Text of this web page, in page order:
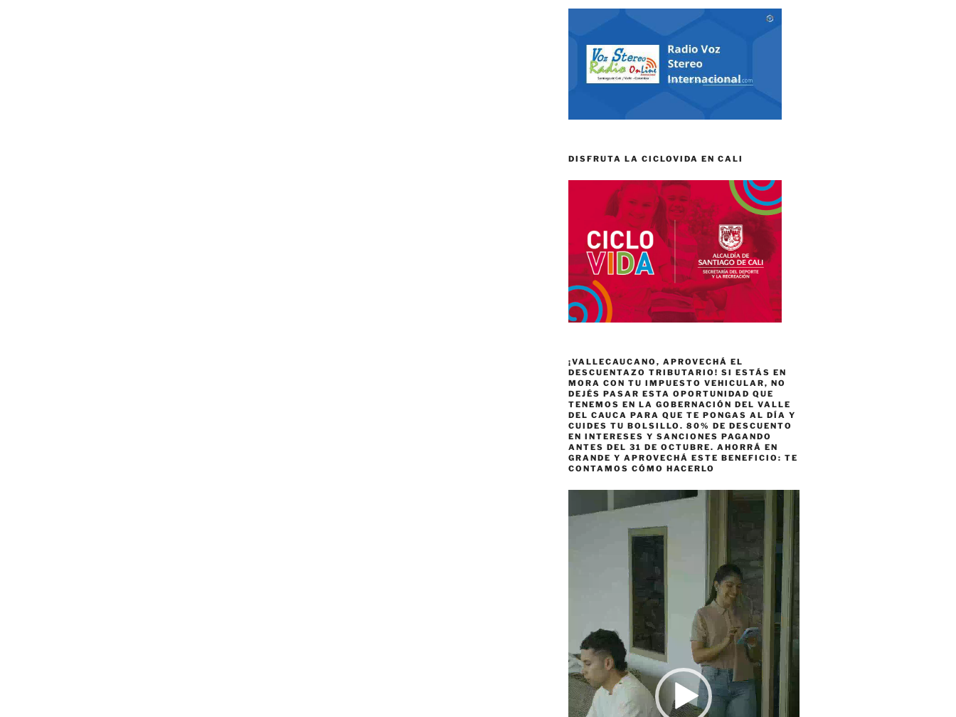
DISFRUTA LA CICLOVIDA EN CALI
¡VALLECAUCANO, APROVECHÁ EL
DESCUENTAZO TRIBUTARIO! SI ESTÁS EN
MORA CON TU IMPUESTO VEHICULAR, NO
DEJÉS PASAR ESTA OPORTUNIDAD QUE
TENEMOS EN LA GOBERNACIÓN DEL VALLE
DEL CAUCA PARA QUE TE PONGAS AL DÍA Y
CUIDES TU BOLSILLO. 80% DE DESCUENTO
EN INTERESES Y SANCIONES PAGANDO
ANTES DEL 31 DE OCTUBRE. AHORRÁ EN
GRANDE Y APROVECHÁ ESTE BENEFICIO: TE
CONTAMOS CÓMO HACERLO
de